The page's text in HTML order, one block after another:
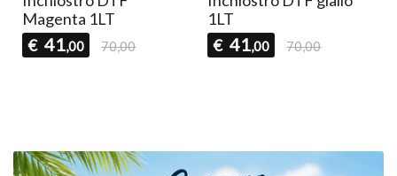
Magenta 1LT
€ 41,00 70,00
1LT
€ 41,00 70,00